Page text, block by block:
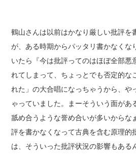
鶴山さんは以前はかなり厳しい批評を
が、ある時期からパッタリ書かなくな
いたら『今は批評ってのはほぼ全部悪
れてしまって、ちょっとでも否定的な
れた」の大合唱になっちゃうから、や
ゃっていました。まーそういう面があ
舐め合うような誉め合いが多いからな
評を書かなくなって古典を含む原理的
は、そういった批評状況の影響もある